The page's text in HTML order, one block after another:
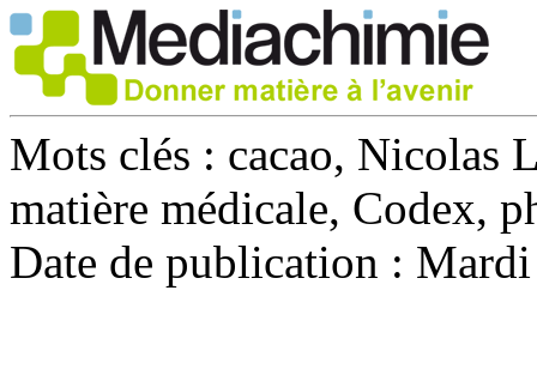
Mots clés : cacao, Nicolas
matière médicale, Codex,
Date de publication :